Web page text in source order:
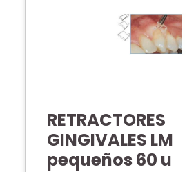
RETRACTORES
GINGIVALES LM
pequeños 60 u